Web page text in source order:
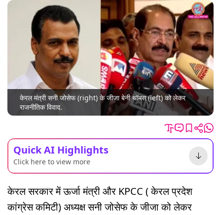
केरल मंत्री सनी जोसेफ (right) के जीजा बेनी थॉमस (left) को लेकर
राजनीतिक विवाद.
Quick AI Highlights
Click here to view more
केरल सरकार में ऊर्जा मंत्री और KPCC ( केरल प्रदेश
कांग्रेस कमिटी) अध्यक्ष सनी जोसेफ के जीजा को लेकर